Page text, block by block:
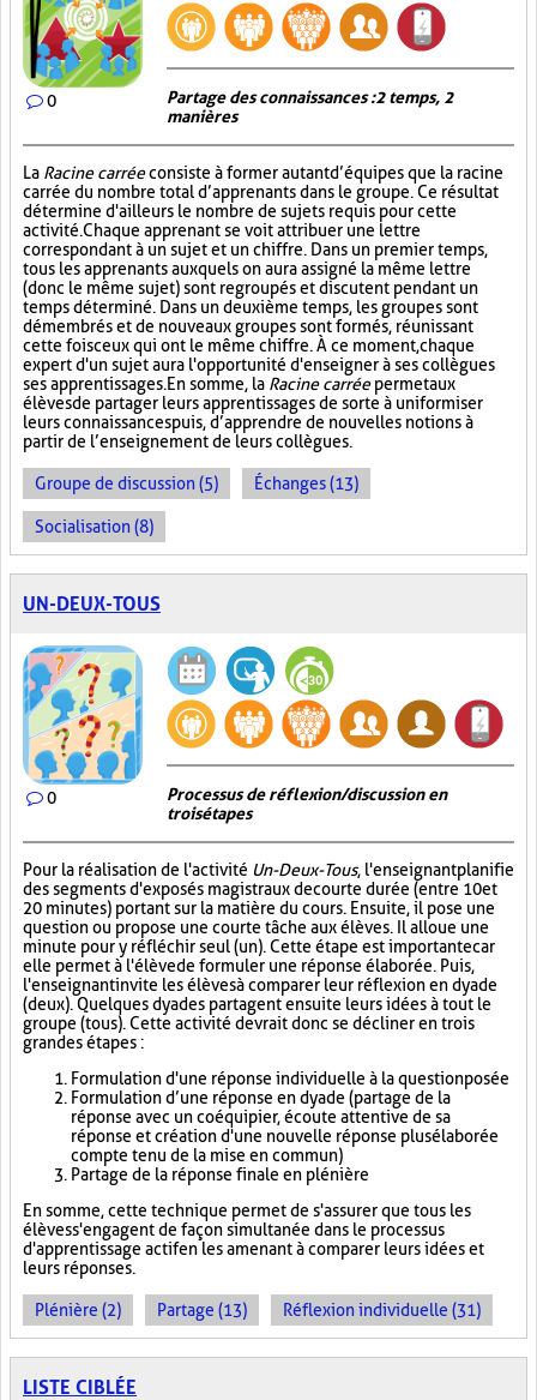
0
Partage des connaissances : 2 temps, 2
manières
La Racine carréeconsiste à former autant d’équipes que la racine
carrée du nombre total d’apprenants dans le groupe. Ce résultat
détermine d'ailleurs le nombre de sujets requis pour cette
activité. Chaque apprenant se voit attribuer une lettre
correspondant à un sujet et un chiffre. Dans un premier temps,
tous les apprenants auxquels on aura assigné la même lettre
(donc le même sujet) sont regroupés et discutent pendant un
temps déterminé. Dans un deuxième temps, les groupes sont
démembrés et de nouveaux groupes sont formés, réunissant
cette fois ceux qui ont le même chiffre. À ce moment, chaque
expert d'un sujet aura l'opportunité d'enseigner à ses collègues
ses apprentissages. En somme, la Racine carréepermet aux
élèves de partager leurs apprentissages de sorte à uniformiser
leurs connaissances puis, d’apprendre de nouvelles notions à
partir de l’enseignement de leurs collègues.
Groupe de discussion (5) Échanges (13)
Socialisation (8)
UN-DEUX-TOUS
0
Processus de réflexion/discussion en
trois étapes
Pour la réalisation de l'activité Un-Deux-Tous, l'enseignant planifie
des segments d'exposés magistraux de courte durée (entre 10 et
20 minutes) portant sur la matière du cours. Ensuite, il pose une
question ou propose une courte tâche aux élèves. Il alloue une
minute pour y réfléchir seul (un). Cette étape est importante car
elle permet à l'élève de formuler une réponse élaborée. Puis,
l'enseignant invite les élèves à comparer leur réflexion en dyade
(deux). Quelques dyades partagent ensuite leurs idées à tout le
groupe (tous). Cette activité devrait donc se décliner en trois
grandes étapes :
Formulation d'une réponse individuelle à la question posée
Formulation d’une réponse en dyade (partage de la
réponse avec un coéquipier, écoute attentive de sa
réponse et création d'une nouvelle réponse plus élaborée
compte tenu de la mise en commun)
Partage de la réponse finale en plénière
En somme, cette technique permet de s'assurer que tous les
élèves s'engagent de façon simultanée dans le processus
d'apprentissage actif en les amenant à comparer leurs idées et
leurs réponses.
Plénière (2) Partage (13) Réflexion individuelle (31)
LISTE CIBLÉE